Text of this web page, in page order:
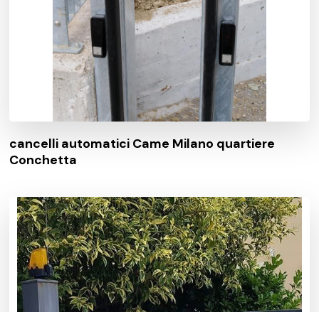
cancelli automatici Came Milano quartiere
Conchetta